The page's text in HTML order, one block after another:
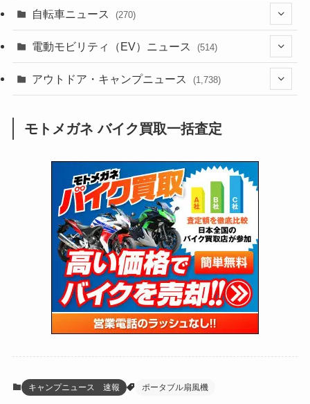
(638)
(118)
(60)
(31)
(51)
(34)
(5)
(12)
(63)
(109)
(252)
(38)
(24)
(16)
(25)
(24)
(47)
(15)
(5)
(249)
(64)
(16)
(62)
(4)
(6)
(17)
(5)
(306)
(6,957)
(2,473)
(249)
(1,226)
(12)
(131)
(38)
(131)
(167)
(85)
(21)
(61)
(171)
(98)
(13)
(60)
(274)
(171)
(38)
(47)
(59)
(66)
(16)
(141)
(255)
(204)
(1,141)
(166)
(23)
(33)
(34)
(35)
(41)
(415)
(16)
(185)
(137)
(73)
(2,744)
(126)
(170)
自転車ニュース (270)
(54)
(211)
電動モビリティ（EV）ニュース (514)
(132)
(171)
(118)
(27)
アウトドア・キャンプニュース (1,738)
(1,605)
(147)
(13)
(19)
(12)
(16)
モトメガネ バイク買取一括査定
キャンプニュース 速報 ポータブル扇風機